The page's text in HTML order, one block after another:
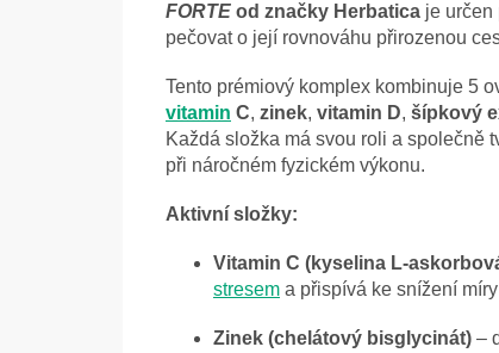
FORTE od značky Herbatica je určen
pečovat o její rovnováhu přirozenou
Tento prémiový komplex kombinuje 5
vitamin C, zinek, vitamin D, šípkový
Každá složka má svou roli a společně
při náročném fyzickém výkonu.
Aktivní složky:
Vitamin C (kyselina L-
stresem a přispívá ke snížení
Zinek (chelátový bisglycinát) –